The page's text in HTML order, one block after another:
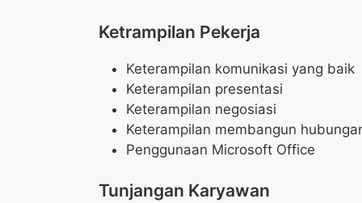
Ketrampilan Pekerja
Keterampilan komunikasi yang baik
Keterampilan presentasi
Keterampilan negosiasi
Keterampilan membangun
Penggunaan Microsoft Office
Tunjangan Karyawan